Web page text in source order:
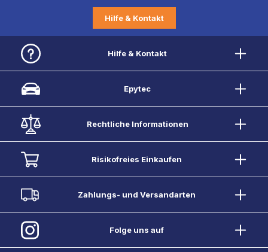
Hilfe & Kontakt
Hilfe & Kontakt
Epytec
Rechtliche Informationen
Risikofreies Einkaufen
Zahlungs- und Versandarten
Folge uns auf